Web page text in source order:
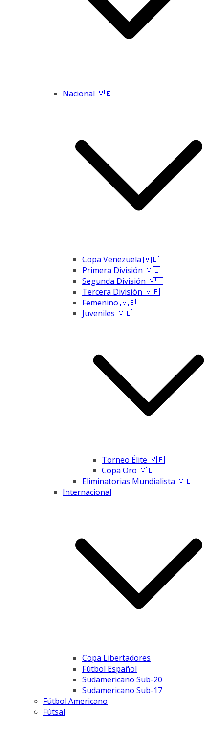
Nacional 🇻🇪
Copa Venezuela 🇻🇪
Primera División 🇻🇪
Segunda División 🇻🇪
Tercera División 🇻🇪
Femenino 🇻🇪
Juveniles 🇻🇪
Torneo Élite 🇻🇪
Copa Oro 🇻🇪
Eliminatorias Mundialista 🇻🇪
Internacional
Copa Libertadores
Fútbol Español
Sudamericano Sub-20
Sudamericano Sub-17
Fútbol Americano
Fútsal